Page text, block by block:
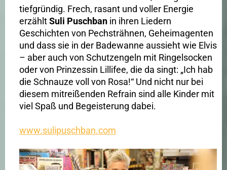
tiefgründig. Frech, rasant und voller Energie
erzähltSuli Puschban in ihren Liedern
Geschichten von Pechsträhnen, Geheimagenten
und dass sie in der Badewanne aussieht wie Elvis
– aber auch von Schutzengeln mit Ringelsocken
oder von Prinzessin Lillifee, die da singt: „Ich hab
die Schnauze voll von Rosa!“ Und nicht nur bei
diesem mitreißenden Refrain sind alle Kinder mit
viel Spaß und Begeisterung dabei.
www.sulipuschban.com